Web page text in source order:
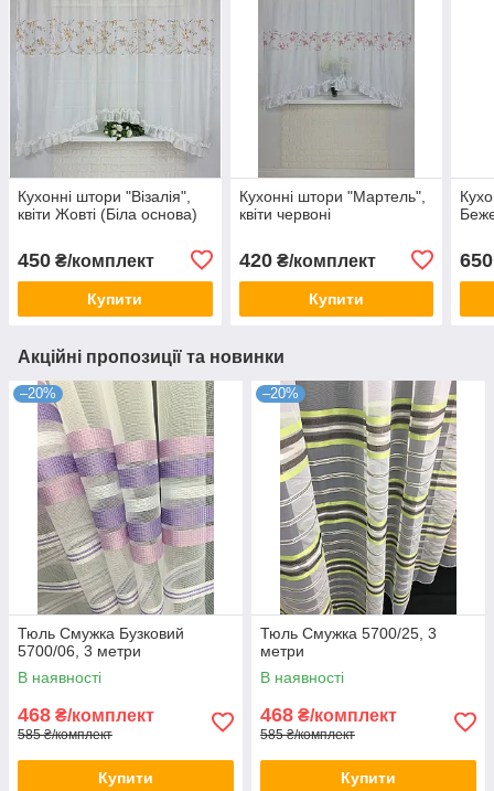
Кухонні штори "Візалія",
квіти Жовті (Біла основа)
450 ₴/комплект
Купити
Кухонні штори "Мартель",
квіти червоні
420₴/комплект
Купити
650
Акційні пропозиції та новинки
–20%
Тюль Смужка Бузковий
5700/06, 3 метри
В наявності
468 ₴/комплект
585 ₴/комплект
Купити
–20%
Тюль Смужка 5700/25, 3
метри
В наявності
468 ₴/комплект
585 ₴/комплект
Купити